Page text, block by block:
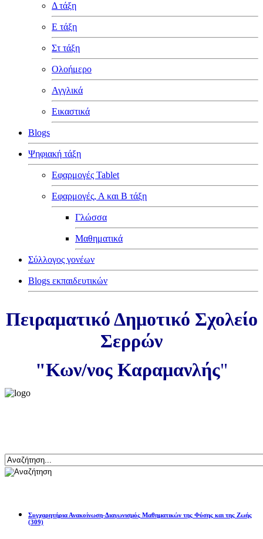
Δ τάξη
Ε τάξη
Στ τάξη
Ολοήμερο
Αγγλικά
Εικαστικά
Blogs
Ψηφιακή τάξη
Εφαρμογές Tablet
Εφαρμογές, Α και Β τάξη
Γλώσσα
Μαθηματικά
Σύλλογος γονέων
Blogs εκπαιδευτικών
Πειραματικό Δημοτικό Σχολείο
Σερρών
"Κων/νος Καραμανλής"
Συγχαρητήρια Ανακοίνωση-Διαγωνισμός Μαθηματικών της Φύσης και της Ζωής
(309)